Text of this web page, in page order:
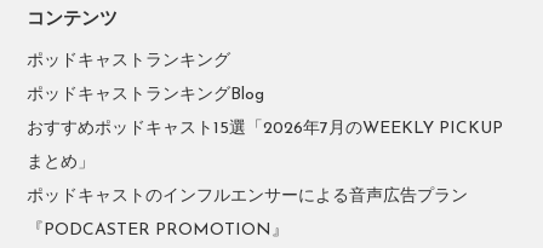
コンテンツ
ポッドキャストランキング
ポッドキャストランキングBlog
おすすめポッドキャスト15選「2026年7月のWEEKLY PICKUP
まとめ」
ポッドキャストのインフルエンサーによる音声広告プラン
『PODCASTER PROMOTION』